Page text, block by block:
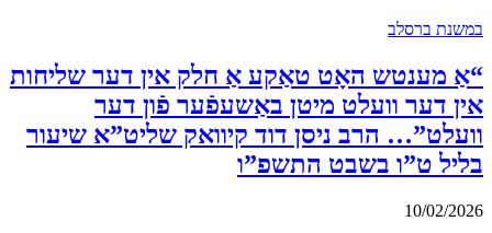
במשנת ברסלב
“אַ מענטש האָט טאַקע אַ חלק אין דער שליחות
אין דער וועלט מיטן באַשעפֿער פֿון דער
וועלט”… הרב ניסן דוד קיוואק שליט”א שיעור
בליל ט”ו בשבט התשפ”ו
10/02/2026